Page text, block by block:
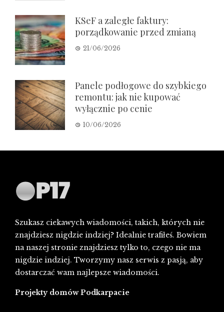
KSeF a zaległe faktury:
porządkowanie przed zmianą
21/06/2026
Panele podłogowe do szybkiego
remontu: jak nie kupować
wyłącznie po cenie
10/06/2026
Szukasz ciekawych wiadomości, takich, których nie
znajdziesz nigdzie indziej? Idealnie trafiłeś. Bowiem
na naszej stronie znajdziesz tylko to, czego nie ma
nigdzie indziej. Tworzymy nasz serwis z pasją, aby
dostarczać wam najlepsze wiadomości.
Projekty domów Podkarpacie